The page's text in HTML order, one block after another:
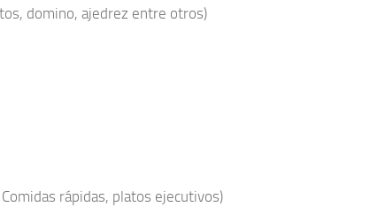
domino, ajedrez entre otros)
rápidas, platos ejecutivos)